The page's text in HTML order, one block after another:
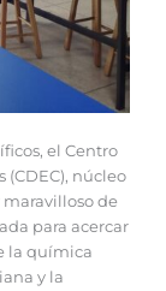
el Centro
(CDEC), núcleo
maravilloso de
para acercar
la química
y la